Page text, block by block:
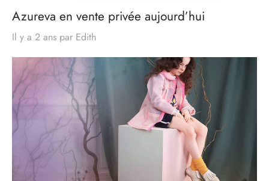
Azureva en vente privée aujourd’hui
Il y a 2 ans par Edith